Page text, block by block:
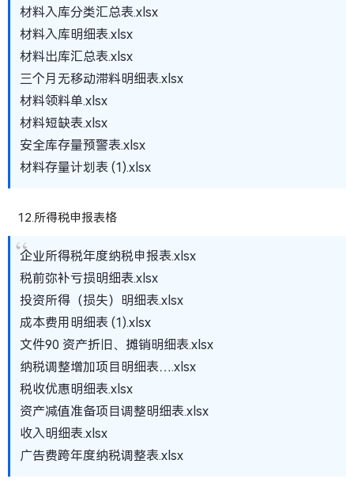
材料入库分类汇总表.xlsx
材料入库明细表.xlsx
材料出库汇总表.xlsx
三个月无移动滞料明细表.xlsx
材料领料单.xlsx
材料短缺表.xlsx
安全库存量预警表.xlsx
材料存量计划表 (1).xlsx
12.所得税申报表格
企业所得税年度纳税申报表.xlsx
税前弥补亏损明细表.xlsx
投资所得（损失）明细表.xlsx
成本费用明细表 (1).xlsx
文件90 资产折旧、摊销明细表.xlsx
纳税调整增加项目明细表….xlsx
税收优惠明细表.xlsx
资产减值准备项目调整明细表.xlsx
收入明细表.xlsx
广告费跨年度纳税调整表.xlsx